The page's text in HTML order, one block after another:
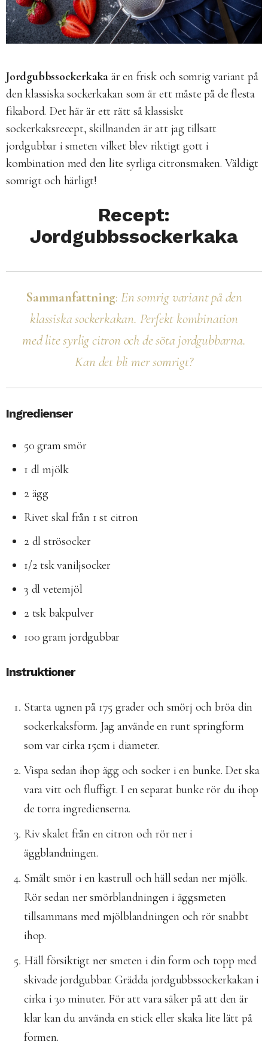
Jordgubbssockerkaka är en frisk och somrig variant på
den klassiska sockerkakan som är ett måste på de flesta
fikabord. Det här är ett rätt så klassiskt
sockerkaksrecept, skillnanden är att jag tillsatt
jordgubbar i smeten vilket blev riktigt gott i
kombination med den lite syrliga citronsmaken. Väldigt
somrigt och härligt!
Recept:
Jordgubbssockerkaka
Sammanfattning: En somrig variant på den
klassiska sockerkakan. Perfekt kombination
med lite syrlig citron och de söta jordgubbarna.
Kan det bli mer somrigt?
Ingredienser
50 gram smör
1 dl mjölk
2 ägg
Rivet skal från 1 st citron
2 dl strösocker
1/2 tsk vaniljsocker
3 dl vetemjöl
2 tsk bakpulver
100 gram jordgubbar
Instruktioner
Starta ugnen på 175 grader och smörj och bröa din
sockerkaksform. Jag använde en runt springform
som var cirka 15cm i diameter.
Vispa sedan ihop ägg och socker i en bunke. Det ska
vara vitt och fluffigt. I en separat bunke rör du ihop
de torra ingredienserna.
Riv skalet från en citron och rör ner i
äggblandningen.
Smält smör i en kastrull och häll sedan ner mjölk.
Rör sedan ner smörblandningen i äggsmeten
tillsammans med mjölblandningen och rör snabbt
ihop.
Häll försiktigt ner smeten i din form och topp med
skivade jordgubbar. Grädda jordgubbssockerkakan i
cirka i 30 minuter. För att vara säker på att den är
klar kan du använda en stick eller skaka lite lätt på
formen.